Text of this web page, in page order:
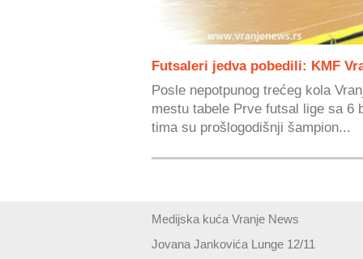
Futsaleri jedva pobedili: KMF
Posle nepotpunog trećeg kola
mestu tabele Prve futsal lige sa 6
tima su prošlogodišnji šampion...
Medijska kuća Vranje News
Jovana Jankovića Lunge 12/11